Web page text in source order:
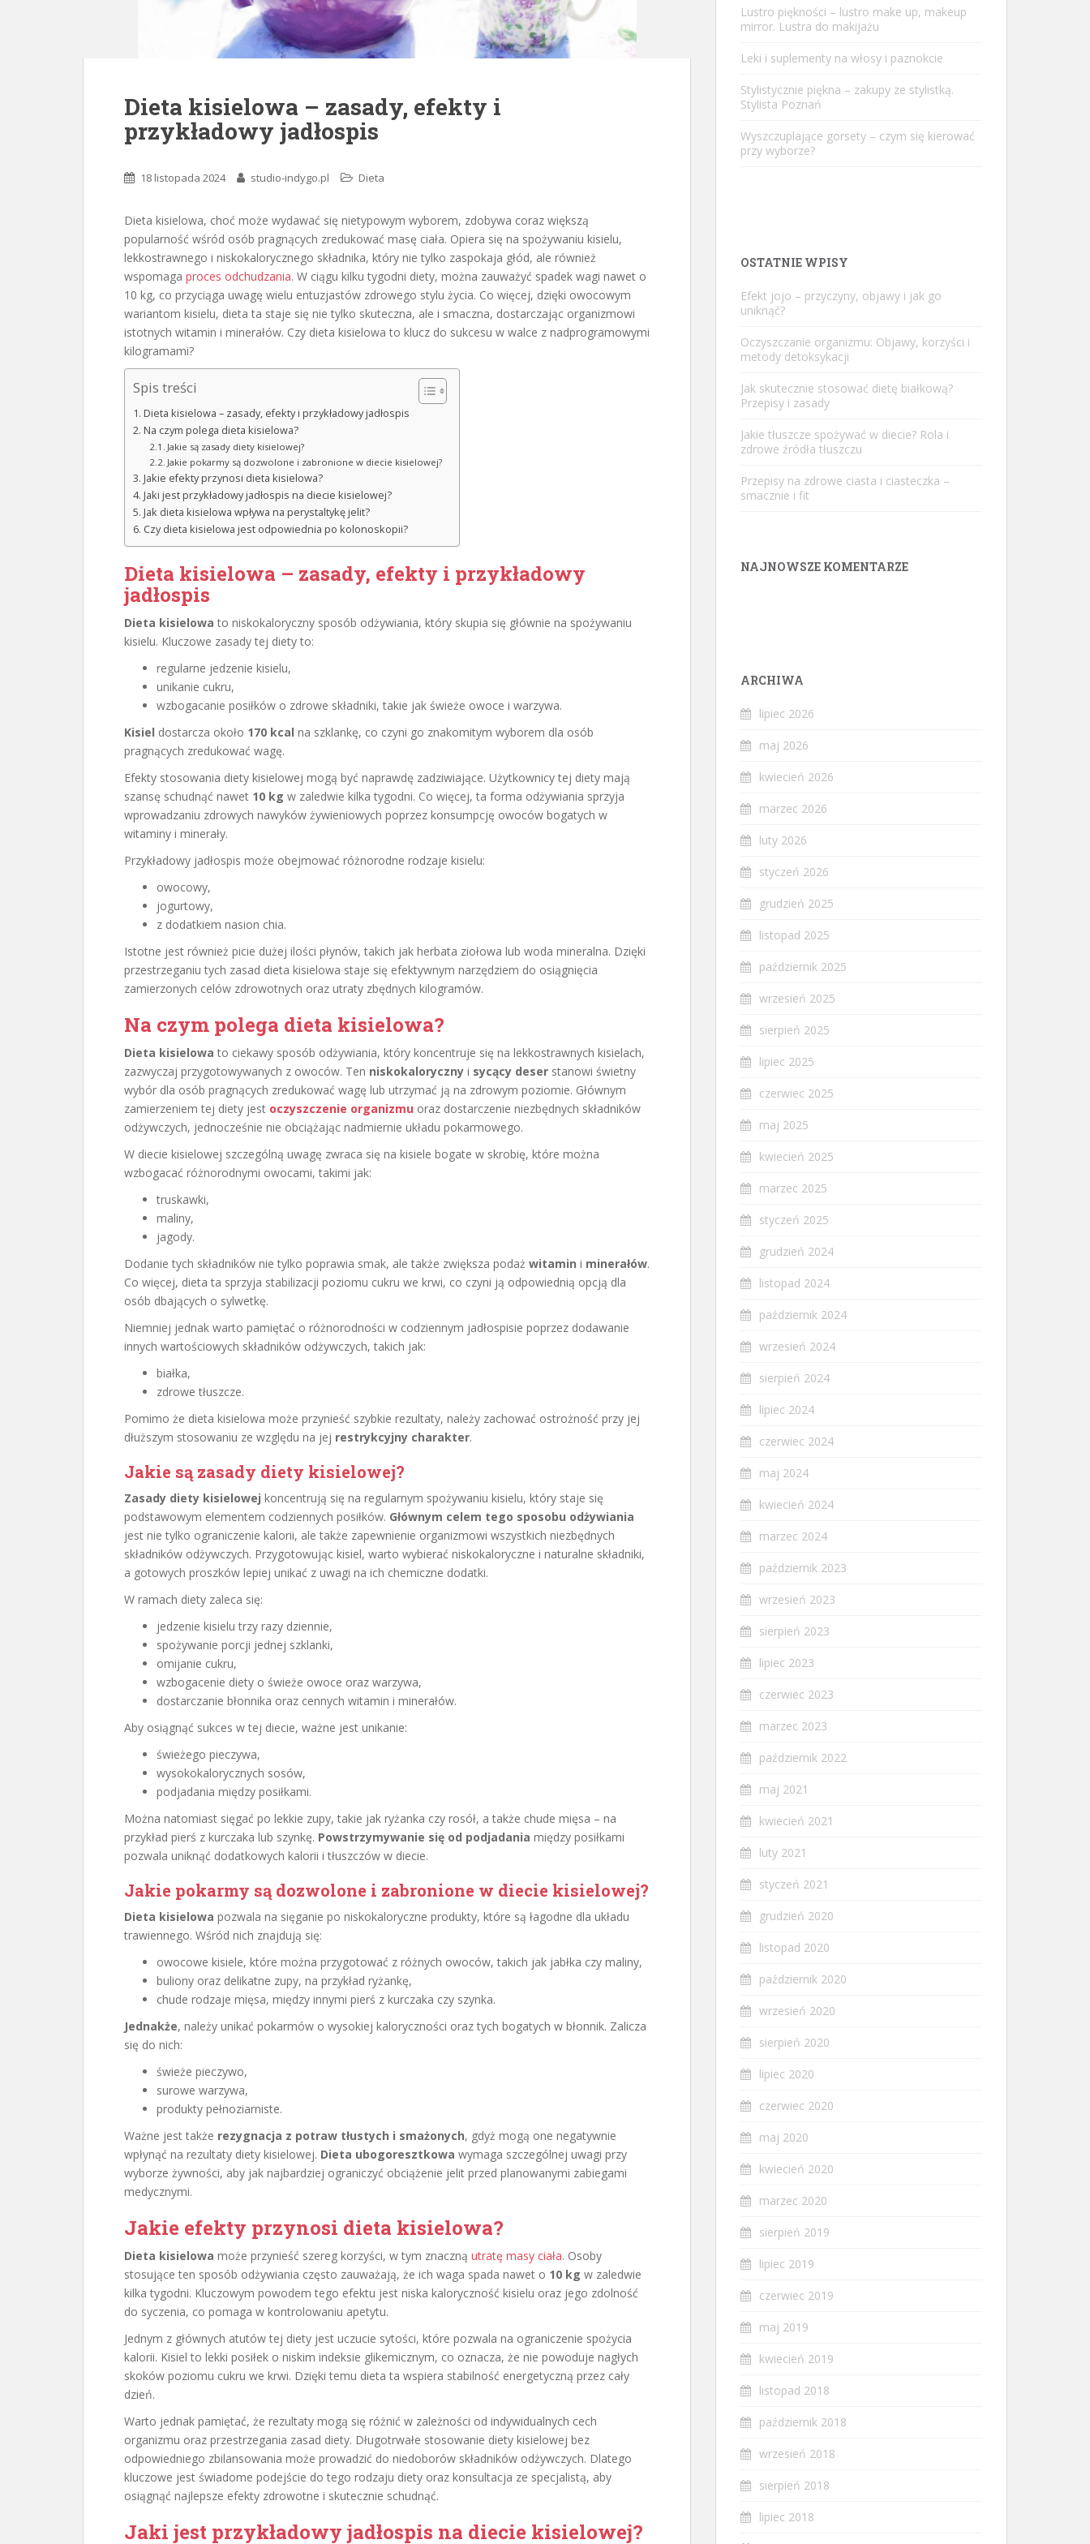
Dieta kisielowa – zasady, efekty i
przykładowy jadłospis
18 listopada 2024 studio-indygo.pl Dieta
Dieta kisielowa, choć może wydawać się nietypowym wyborem, zdobywa coraz większą
popularność wśród osób pragnących zredukować masę ciała. Opiera się na spożywaniu kisielu,
lekkostrawnego i niskokalorycznego składnika, który nie tylko zaspokaja głód, ale również
wspomaga proces odchudzania. W ciągu kilku tygodni diety, można zauważyć spadek wagi nawet o
10 kg, co przyciąga uwagę wielu entuzjastów zdrowego stylu życia. Co więcej, dzięki owocowym
wariantom kisielu, dieta ta staje się nie tylko skuteczna, ale i smaczna, dostarczając organizmowi
istotnych witamin i minerałów. Czy dieta kisielowa to klucz do sukcesu w walce z nadprogramowymi
kilogramami?
Spis treści
Dieta kisielowa – zasady, efekty i przykładowy jadłospis
Na czym polega dieta kisielowa?
Jakie są zasady diety kisielowej?
Jakie pokarmy są dozwolone i zabronione w diecie kisielowej?
Jakie efekty przynosi dieta kisielowa?
Jaki jest przykładowy jadłospis na diecie kisielowej?
Jak dieta kisielowa wpływa na perystaltykę jelit?
Czy dieta kisielowa jest odpowiednia po kolonoskopii?
Dieta kisielowa – zasady, efekty i przykładowy
jadłospis
Dieta kisielowa to niskokaloryczny sposób odżywiania, który skupia się głównie na spożywaniu
kisielu. Kluczowe zasady tej diety to:
regularne jedzenie kisielu,
unikanie cukru,
wzbogacanie posiłków o zdrowe składniki, takie jak świeże owoce i warzywa.
Kisiel dostarcza około 170 kcal na szklankę, co czyni go znakomitym wyborem dla osób
pragnących zredukować wagę.
Efekty stosowania diety kisielowej mogą być naprawdę zadziwiające. Użytkownicy tej diety mają
szansę schudnąć nawet 10 kg w zaledwie kilka tygodni. Co więcej, ta forma odżywiania sprzyja
wprowadzaniu zdrowych nawyków żywieniowych poprzez konsumpcję owoców bogatych w
witaminy i minerały.
Przykładowy jadłospis może obejmować różnorodne rodzaje kisielu:
owocowy,
jogurtowy,
z dodatkiem nasion chia.
Istotne jest również picie dużej ilości płynów, takich jak herbata ziołowa lub woda mineralna. Dzięki
przestrzeganiu tych zasad dieta kisielowa staje się efektywnym narzędziem do osiągnięcia
zamierzonych celów zdrowotnych oraz utraty zbędnych kilogramów.
Na czym polega dieta kisielowa?
Dieta kisielowa to ciekawy sposób odżywiania, który koncentruje się na lekkostrawnych kisielach,
zazwyczaj przygotowywanych z owoców. Ten niskokaloryczny i sycący deser stanowi świetny
wybór dla osób pragnących zredukować wagę lub utrzymać ją na zdrowym poziomie. Głównym
zamierzeniem tej diety jest oczyszczenie organizmu oraz dostarczenie niezbędnych składników
odżywczych, jednocześnie nie obciążając nadmiernie układu pokarmowego.
W diecie kisielowej szczególną uwagę zwraca się na kisiele bogate w skrobię, które można
wzbogacać różnorodnymi owocami, takimi jak:
truskawki,
maliny,
jagody.
Dodanie tych składników nie tylko poprawia smak, ale także zwiększa podaż witamin i minerałów.
Co więcej, dieta ta sprzyja stabilizacji poziomu cukru we krwi, co czyni ją odpowiednią opcją dla
osób dbających o sylwetkę.
Niemniej jednak warto pamiętać o różnorodności w codziennym jadłospisie poprzez dodawanie
innych wartościowych składników odżywczych, takich jak:
białka,
zdrowe tłuszcze.
Pomimo że dieta kisielowa może przynieść szybkie rezultaty, należy zachować ostrożność przy jej
dłuższym stosowaniu ze względu na jej restrykcyjny charakter.
Jakie są zasady diety kisielowej?
Zasady diety kisielowej koncentrują się na regularnym spożywaniu kisielu, który staje się
podstawowym elementem codziennych posiłków. Głównym celem tego sposobu odżywiania
jest nie tylko ograniczenie kalorii, ale także zapewnienie organizmowi wszystkich niezbędnych
składników odżywczych. Przygotowując kisiel, warto wybierać niskokaloryczne i naturalne składniki,
a gotowych proszków lepiej unikać z uwagi na ich chemiczne dodatki.
W ramach diety zaleca się:
jedzenie kisielu trzy razy dziennie,
spożywanie porcji jednej szklanki,
omijanie cukru,
wzbogacenie diety o świeże owoce oraz warzywa,
dostarczanie błonnika oraz cennych witamin i minerałów.
Aby osiągnąć sukces w tej diecie, ważne jest unikanie:
świeżego pieczywa,
wysokokalorycznych sosów,
podjadania między posiłkami.
Można natomiast sięgać po lekkie zupy, takie jak ryżanka czy rosół, a także chude mięsa – na
przykład pierś z kurczaka lub szynkę. Powstrzymywanie się od podjadania między posiłkami
pozwala uniknąć dodatkowych kalorii i tłuszczów w diecie.
Jakie pokarmy są dozwolone i zabronione w diecie kisielowej?
Dieta kisielowa pozwala na sięganie po niskokaloryczne produkty, które są łagodne dla układu
trawiennego. Wśród nich znajdują się:
owocowe kisiele, które można przygotować z różnych owoców, takich jak jabłka czy maliny,
buliony oraz delikatne zupy, na przykład ryżankę,
chude rodzaje mięsa, między innymi pierś z kurczaka czy szynka.
Jednakże, należy unikać pokarmów o wysokiej kaloryczności oraz tych bogatych w błonnik. Zalicza
się do nich:
świeże pieczywo,
surowe warzywa,
produkty pełnoziarniste.
Ważne jest także rezygnacja z potraw tłustych i smażonych, gdyż mogą one negatywnie
wpłynąć na rezultaty diety kisielowej. Dieta ubogoresztkowa wymaga szczególnej uwagi przy
wyborze żywności, aby jak najbardziej ograniczyć obciążenie jelit przed planowanymi zabiegami
medycznymi.
Jakie efekty przynosi dieta kisielowa?
Dieta kisielowa może przynieść szereg korzyści, w tym znaczną utratę masy ciała. Osoby
stosujące ten sposób odżywiania często zauważają, że ich waga spada nawet o 10 kg w zaledwie
kilka tygodni. Kluczowym powodem tego efektu jest niska kaloryczność kisielu oraz jego zdolność
do syczenia, co pomaga w kontrolowaniu apetytu.
Jednym z głównych atutów tej diety jest uczucie sytości, które pozwala na ograniczenie spożycia
kalorii. Kisiel to lekki posiłek o niskim indeksie glikemicznym, co oznacza, że nie powoduje nagłych
skoków poziomu cukru we krwi. Dzięki temu dieta ta wspiera stabilność energetyczną przez cały
dzień.
Warto jednak pamiętać, że rezultaty mogą się różnić w zależności od indywidualnych cech
organizmu oraz przestrzegania zasad diety. Długotrwałe stosowanie diety kisielowej bez
odpowiedniego zbilansowania może prowadzić do niedoborów składników odżywczych. Dlatego
kluczowe jest świadome podejście do tego rodzaju diety oraz konsultacja ze specjalistą, aby
osiągnąć najlepsze efekty zdrowotne i skutecznie schudnąć.
Jaki jest przykładowy jadłospis na diecie kisielowej?
Lustro piękności – lustro make up, makeup
mirror. Lustra do makijażu
Leki i suplementy na włosy i paznokcie
Stylistycznie piękna – zakupy ze stylistką.
Stylista Poznań
Wyszczuplające gorsety – czym się kierować
przy wyborze?
OSTATNIE WPISY
Efekt jojo – przyczyny, objawy i jak go
uniknąć?
Oczyszczanie organizmu: Objawy, korzyści i
metody detoksykacji
Jak skutecznie stosować dietę białkową?
Przepisy i zasady
Jakie tłuszcze spożywać w diecie? Rola i
zdrowe źródła tłuszczu
Przepisy na zdrowe ciasta i ciasteczka –
smacznie i fit
NAJNOWSZE KOMENTARZE
ARCHIWA
lipiec 2026
maj 2026
kwiecień 2026
marzec 2026
luty 2026
styczeń 2026
grudzień 2025
listopad 2025
październik 2025
wrzesień 2025
sierpień 2025
lipiec 2025
czerwiec 2025
maj 2025
kwiecień 2025
marzec 2025
styczeń 2025
grudzień 2024
listopad 2024
październik 2024
wrzesień 2024
sierpień 2024
lipiec 2024
czerwiec 2024
maj 2024
kwiecień 2024
marzec 2024
październik 2023
wrzesień 2023
sierpień 2023
lipiec 2023
czerwiec 2023
marzec 2023
październik 2022
maj 2021
kwiecień 2021
luty 2021
styczeń 2021
grudzień 2020
listopad 2020
październik 2020
wrzesień 2020
sierpień 2020
lipiec 2020
czerwiec 2020
maj 2020
kwiecień 2020
marzec 2020
sierpień 2019
lipiec 2019
czerwiec 2019
maj 2019
kwiecień 2019
listopad 2018
październik 2018
wrzesień 2018
sierpień 2018
lipiec 2018